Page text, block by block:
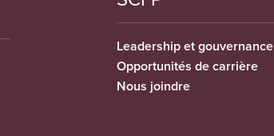
Leadership et gouvernance
Opportunités de carrière
Nous joindre